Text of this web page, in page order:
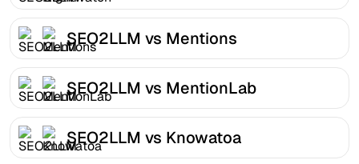
SEO2LLM vs Mentions
SEO2LLM vs MentionLab
SEO2LLM vs Knowatoa